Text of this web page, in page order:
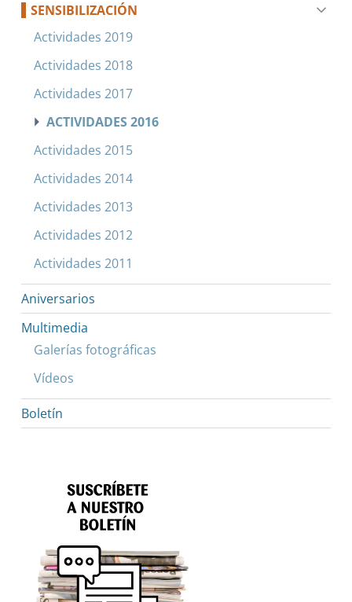
SENSIBILIZACIÓN
Actividades 2019
Actividades 2018
Actividades 2017
ACTIVIDADES 2016
Actividades 2015
Actividades 2014
Actividades 2013
Actividades 2012
Actividades 2011
Aniversarios
Multimedia
Galerías fotográficas
Vídeos
Boletín